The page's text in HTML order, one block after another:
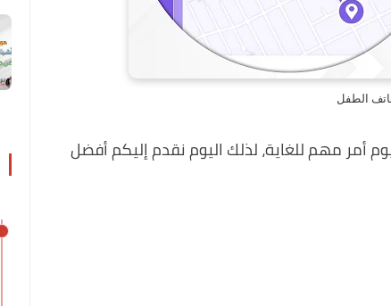
الطفل
أمر مهم للغاية، لذلك اليوم نقدم إليكم أفضل